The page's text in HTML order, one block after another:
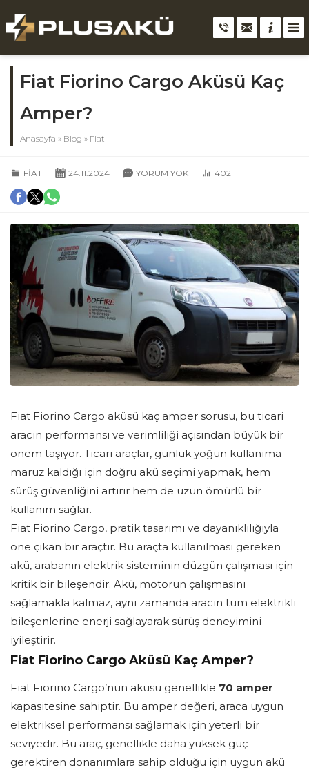
Fiat Fiorino Cargo Aküsü Kaç
Amper?
Anasayfa » Blog » Fiat
FIAT 24.11.2024 YORUM YOK 402
Fiat Fiorino Cargo aküsü kaç amper sorusu, bu ticari
aracın performansı ve verimliliği açısından büyük bir
önem taşıyor. Ticari araçlar, günlük yoğun kullanıma
maruz kaldığı için doğru akü seçimi yapmak, hem
sürüş güvenliğini artırır hem de uzun ömürlü bir
kullanım sağlar.
Fiat Fiorino Cargo, pratik tasarımı ve dayanıklılığıyla
öne çıkan bir araçtır. Bu araçta kullanılması gereken
akü, arabanın elektrik sisteminin düzgün çalışması için
kritik bir bileşendir. Akü, motorun çalışmasını
sağlamakla kalmaz, aynı zamanda aracın tüm elektrikli
bileşenlerine enerji sağlayarak sürüş deneyimini
iyileştirir.
Fiat Fiorino Cargo Aküsü Kaç Amper?
Fiat Fiorino Cargo’nun aküsü genellikle 70 amper
kapasitesine sahiptir. Bu amper değeri, araca uygun
elektriksel performansı sağlamak için yeterli bir
seviyedir. Bu araç, genellikle daha yüksek güç
gerektiren donanımlara sahip olduğu için uygun akü